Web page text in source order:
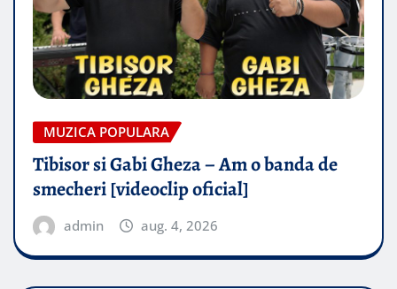
MUZICA POPULARA
Tibisor si Gabi Gheza – Am o banda de
smecheri [videoclip oficial]
admin aug. 4, 2026